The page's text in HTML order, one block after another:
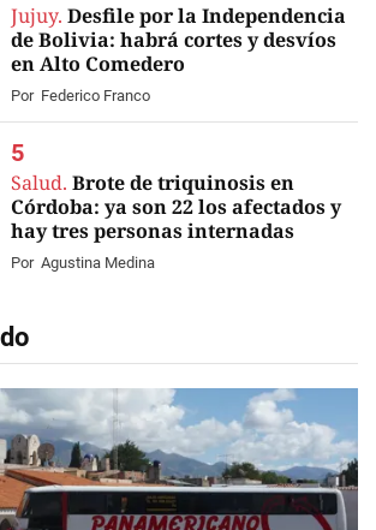
Jujuy. Desfile por la Independencia
de Bolivia: habrá cortes y desvíos
en Alto Comedero
Por Federico Franco
Salud. Brote de triquinosis en
Córdoba: ya son 22 los afectados y
hay tres personas internadas
Por Agustina Medina